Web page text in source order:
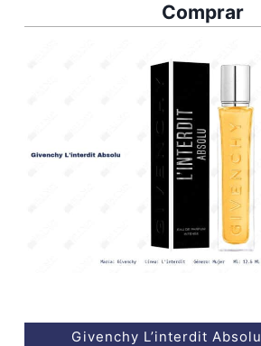
Comprar
Givenchy L’interdit Absolu